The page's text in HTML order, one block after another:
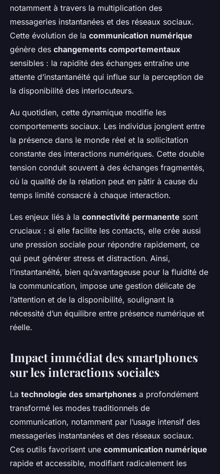
notamment à travers la multiplication des
messageries instantanées et des réseaux sociaux.
Cette évolution de la communication numérique
génère des changements comportementaux
sensibles : la rapidité des échanges entraîne une
attente d’instantanéité qui influe sur la perception de
la disponibilité des interlocuteurs.
Au quotidien, cette dynamique modifie les
comportements sociaux. Les individus jonglent entre
la présence dans le monde réel et la sollicitation
constante des interactions numériques. Cette double
tension conduit souvent à des échanges fragmentés,
où la qualité de la relation peut en pâtir à cause du
temps limité consacré à chaque interaction.
Les enjeux liés à la connectivité permanente sont
cruciaux : si elle facilite les contacts, elle crée aussi
une pression sociale pour répondre rapidement, ce
qui peut générer stress et distraction. Ainsi,
l’instantanéité, bien qu’avantageuse pour la fluidité de
la communication, impose une gestion délicate de
l’attention et de la disponibilité, soulignant la
nécessité d’un équilibre entre présence numérique et
réelle.
Impact immédiat des smartphones
sur les interactions sociales
La technologie des smartphones a profondément
transformé les modes traditionnels de
communication, notamment par l’usage intensif des
messageries instantanées et des réseaux sociaux.
Ces outils favorisent une communication numérique
rapide et accessible, modifiant radicalement les